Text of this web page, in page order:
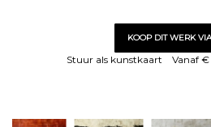
KOOP DIT WERK
Stuur als kunstkaart Vanaf €